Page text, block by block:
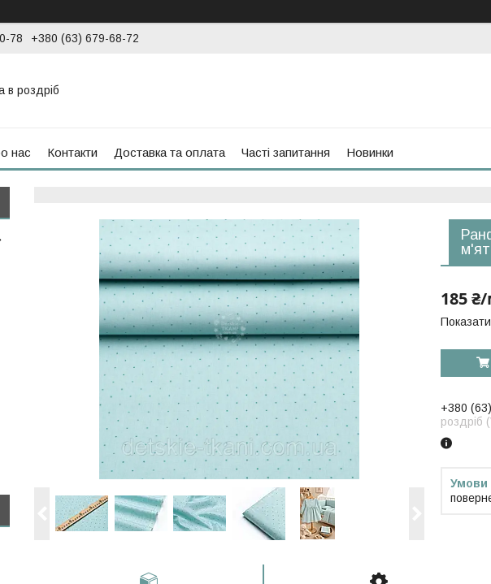
78 +380 (63) 679-68-72
в роздріб
нас Контакти Доставка та оплата Часті запитання Новинки
185
Показати
+380
роздріб